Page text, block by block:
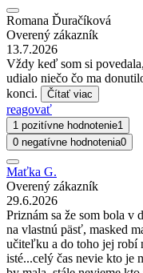
Romana Ďuračíková
Overený zákazník
13.7.2026
Vždy keď som si
udialo niečo čo ma
konci.
Čítať viac
reagovať
1 pozitívne hodnotenie1
0 negatívne hodnotenia0
Maťka G.
Overený zákazník
29.6.2026
Priznám sa že som bola v
na vlastnú päsť, masked
učiteľku a do toho jej robí
isté...celý čas nevie kto je